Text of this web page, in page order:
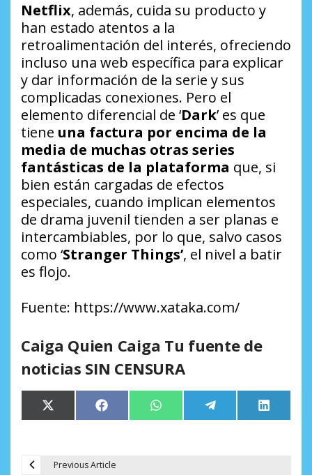
Netflix, además, cuida su producto y
han estado atentos a la
retroalimentación del interés, ofreciendo
incluso una web específica para explicar
y dar información de la serie y sus
complicadas conexiones. Pero el
elemento diferencial de ‘Dark’ es que
tiene una factura por encima de la
media de muchas otras series
fantásticas de la plataforma que, si
bien están cargadas de efectos
especiales, cuando implican elementos
de drama juvenil tienden a ser planas e
intercambiables, por lo que, salvo casos
como ‘Stranger Things’, el nivel a batir
es flojo.
Fuente: https://www.xataka.com/
Caiga Quien Caiga Tu fuente de
noticias SIN CENSURA
Compartir
en
X
(Twitter)
Compartir
en
Facebook Compartir
en
WhatsApp Compartir
en
Telegram
en
LinkedIn
Previous Article